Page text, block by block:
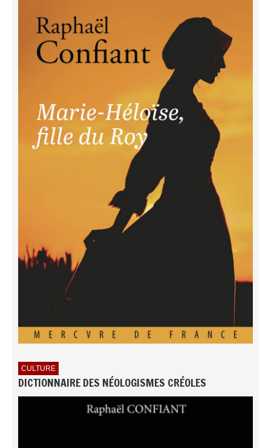
CULTURE
DICTIONNAIRE DES NÉOLOGISMES CRÉOLES